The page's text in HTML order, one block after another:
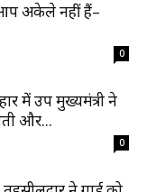
अकेले नहीं हैं–
0
में उप मुख्यमंत्री ने
और...
0